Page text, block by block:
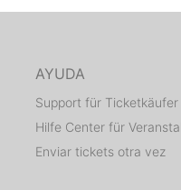
AYUDA
Support für Ticketkäufer
Hilfe Center für
Enviar tickets otra vez